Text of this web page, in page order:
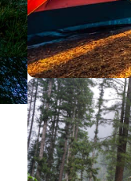
Büyük
0
Günler